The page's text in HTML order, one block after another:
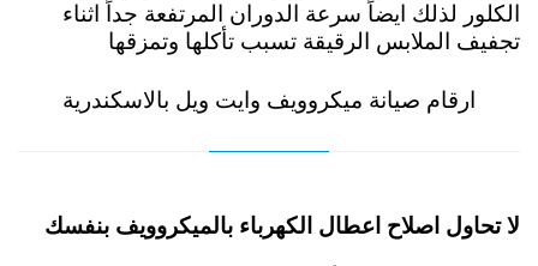
الكلور لذلك ايضاً سرعة الدوران المرتفعة جداً اثناء
تجفيف الملابس الرقيقة تسبب تأكلها وتمزقها
ارقام صيانة ميكروويف وايت ويل بالاسكندرية
لا تحاول اصلاح اعطال الكهرباء بالميكروويف بنفسك